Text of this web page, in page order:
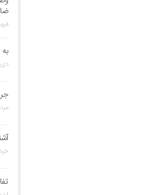
دی 2, 1403
مرداد
خرداد